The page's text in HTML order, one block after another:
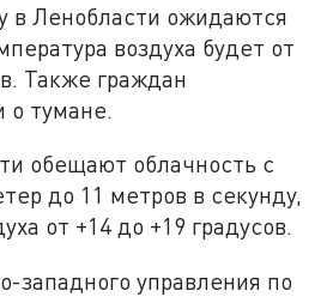
в Ленобласти ожидаются
воздуха будет от
Также граждан
о тумане.
обещают облачность с
до 11 метров в секунду,
от +14 до +19 градусов.
западного управления по